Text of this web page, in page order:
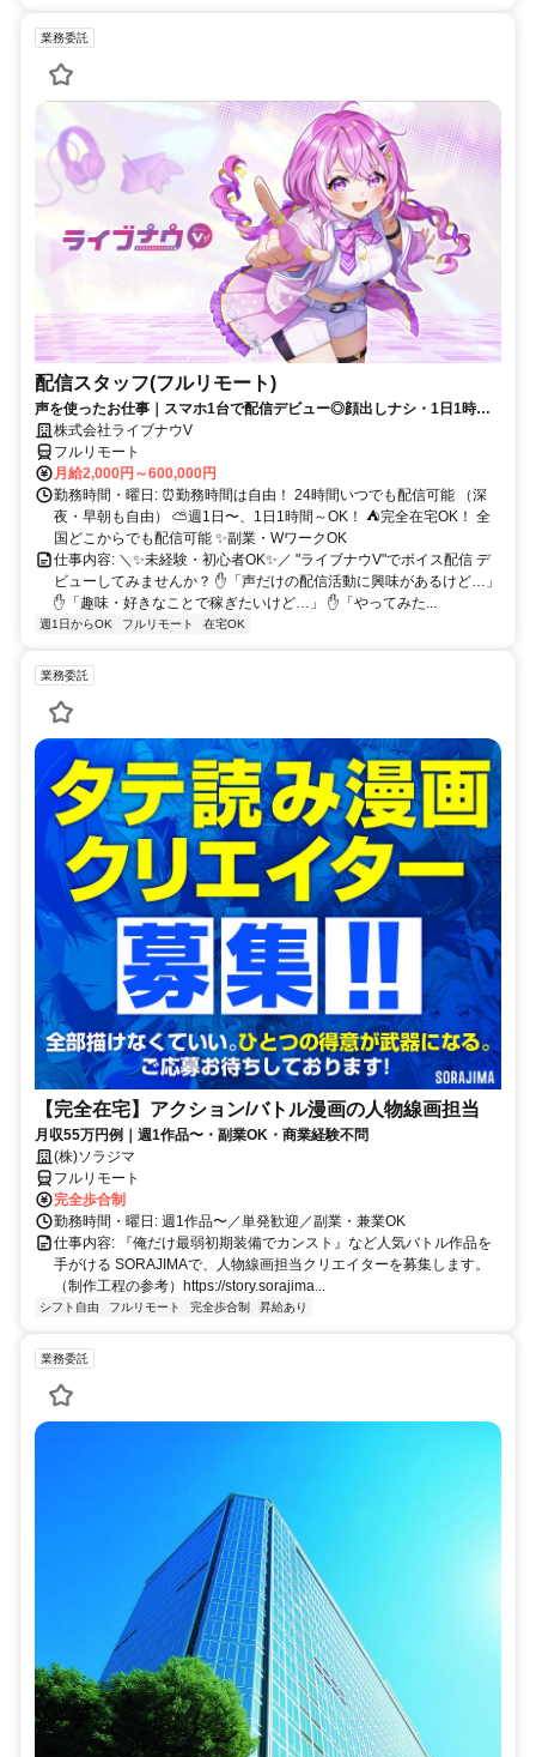
業務委託
配信スタッフ(フルリモート)
声を使ったお仕事｜スマホ1台で配信デビュー◎顔出しナシ・1日1時間
～OK♪
株式会社ライブナウV
フルリモート
月給2,000円～600,000円
勤務時間・曜日: ⏰勤務時間は自由！ 24時間いつでも配信可能 （深
夜・早朝も自由） ⛅週1日〜、1日1時間～OK！ ⛺完全在宅OK！ 全
国どこからでも配信可能 ✨副業・WワークOK
仕事内容: ＼✨未経験・初心者OK✨／ "ライブナウV"でボイス配信 デ
ビューしてみませんか？ ✋「声だけの配信活動に興味があるけど…」
✋「趣味・好きなことで稼ぎたいけど…」 ✋「やってみた...
週1日からOK フルリモート 在宅OK
業務委託
【完全在宅】アクション/バトル漫画の人物線画担当
月収55万円例｜週1作品〜・副業OK・商業経験不問
(株)ソラジマ
フルリモート
完全歩合制
勤務時間・曜日: 週1作品〜／単発歓迎／副業・兼業OK
仕事内容: 『俺だけ最弱初期装備でカンスト』など人気バトル作品を
手がける SORAJIMAで、人物線画担当クリエイターを募集します。
（制作工程の参考）https://story.sorajima...
シフト自由 フルリモート 完全歩合制 昇給あり
業務委託